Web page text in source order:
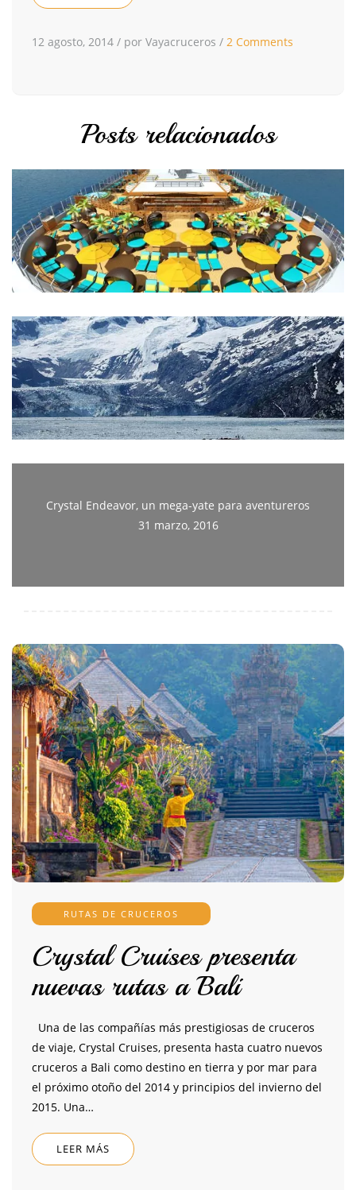
12 agosto, 2014 / por Vayacruceros / 2 Comments
Posts relacionados
Crystal Endeavor, un mega-yate para aventureros
31 marzo, 2016
RUTAS DE CRUCEROS
Crystal Cruises presenta
nuevas rutas a Bali
Una de las compañías más prestigiosas de cruceros
de viaje, Crystal Cruises, presenta hasta cuatro nuevos
cruceros a Bali como destino en tierra y por mar para
el próximo otoño del 2014 y principios del invierno del
2015. Una…
LEER MÁS